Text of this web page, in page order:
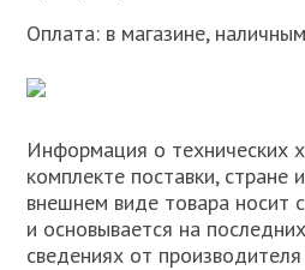
Оплата: в магазине,
Информация о технических
комплекте поставки, стране
внешнем виде товара носит
и основывается на
сведениях от производителя